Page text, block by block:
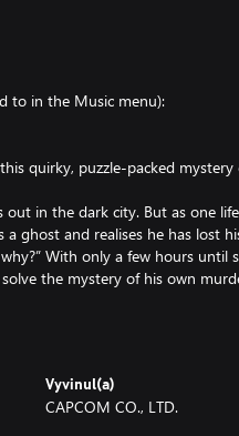
to in the Music menu):
quirky, puzzle-packed mystery
out in the dark city. But as one
a ghost and realises he has lost
With only a few hours
solve the mystery of his own
as you work to solve
of Ghost Trick: Phantom
of the Ace Attorney series,
Vyvinul(a)
CAPCOM CO., LTD.